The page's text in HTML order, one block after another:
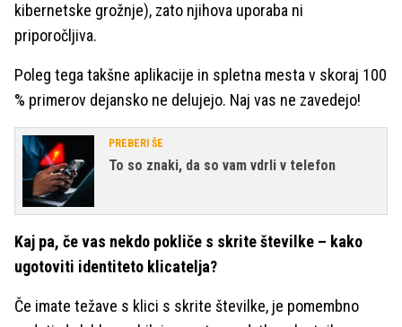
kibernetske grožnje), zato njihova uporaba ni
priporočljiva.
Poleg tega takšne aplikacije in spletna mesta v skoraj 100
% primerov dejansko ne delujejo. Naj vas ne zavedejo!
PREBERI ŠE
To so znaki, da so vam vdrli v telefon
Kaj pa, če vas nekdo pokliče s skrite številke – kako
ugotoviti identiteto klicatelja?
Če imate težave s klici s skrite številke, je pomembno